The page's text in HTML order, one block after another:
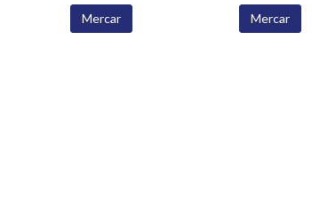
Mercar Mercar